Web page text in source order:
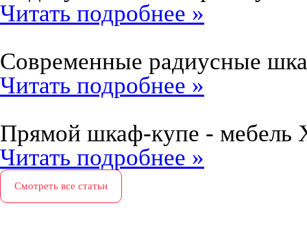
Читать подробнее »
Современные радиусные
Читать подробнее »
Прямой шкаф-купе - мебель
Читать подробнее »
Смотреть все статьи